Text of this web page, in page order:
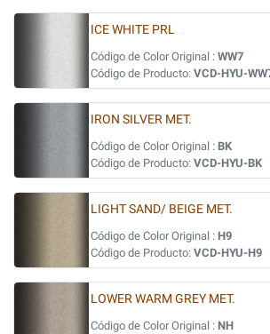
ICE WHITE PRL
Código de Color Original : WW7
Código de Producto: VCD-HYU-
IRON SILVER MET.
Código de Color Original : BK
Código de Producto: VCD-HYU-BK
LIGHT SAND/ BEIGE MET.
Código de Color Original : H9
Código de Producto: VCD-HYU-H9
LOWER WARM GREY MET.
Código de Color Original : NH